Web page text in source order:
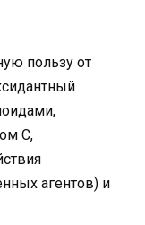
пользу от
C,
агентов) и